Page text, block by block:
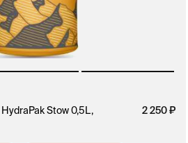
Stow 0,5L,
2 250